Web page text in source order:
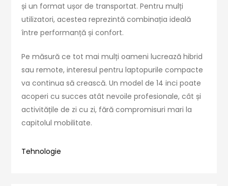
și un format ușor de transportat. Pentru mulți
utilizatori, acestea reprezintă combinația ideală
între performanță și confort.
Pe măsură ce tot mai mulți oameni lucrează hibrid
sau remote, interesul pentru laptopurile compacte
va continua să crească. Un model de 14 inci poate
acoperi cu succes atât nevoile profesionale, cât și
activitățile de zi cu zi, fără compromisuri mari la
capitolul mobilitate.
Tehnologie